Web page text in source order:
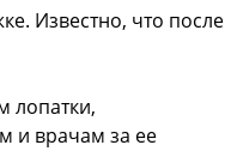
Известно, что после
лопатки,
и врачам за ее